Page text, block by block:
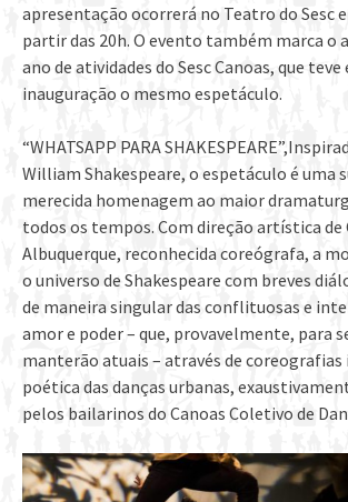
apresentação ocorrerá no Teatro do Sesc
partir das 20h. O evento também marca o
ano de atividades do Sesc Canoas, que teve
inauguração o mesmo espetáculo.
“WHATSAPP PARA
William Shakespeare, o espetáculo é uma
merecida homenagem ao maior
todos os tempos. Com direção artística de
Albuquerque, reconhecida coreógrafa, a
o universo de Shakespeare com breves
de maneira singular das conflituosas e
amor e poder – que, provavelmente, para
manterão atuais – através de coreografias
poética das danças urbanas,
pelos bailarinos do Canoas Coletivo de